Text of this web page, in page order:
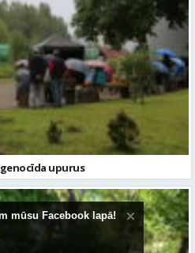
upurus
mūsu Facebook lapā!